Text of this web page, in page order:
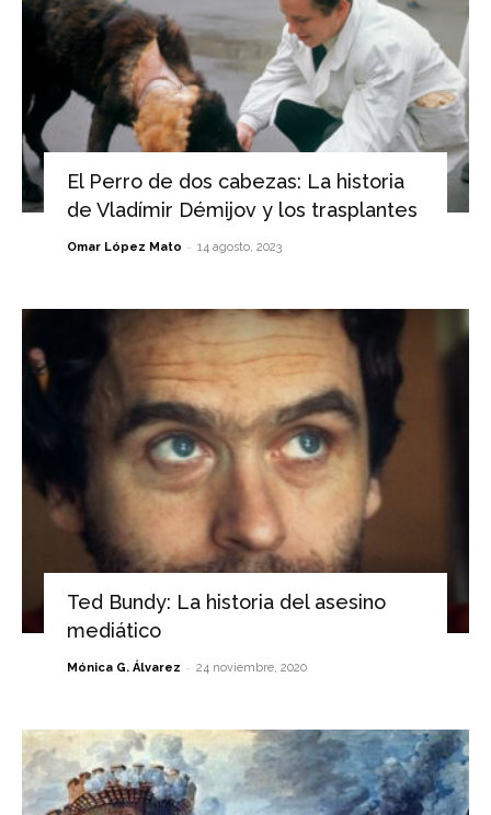
El Perro de dos cabezas: La historia
de Vladímir Démijov y los trasplantes
Omar López Mato - 14 agosto, 2023
Ted Bundy: La historia del asesino
mediático
Mónica G. Álvarez - 24 noviembre, 2020